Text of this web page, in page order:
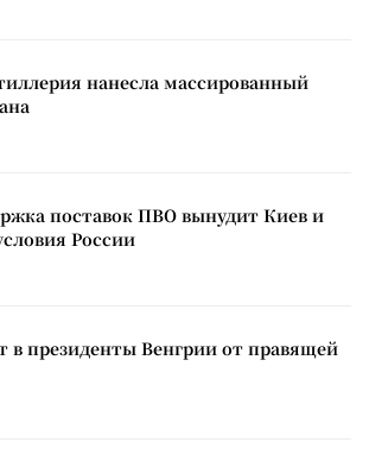
нанесла массированный
поставок ПВО вынудит Киев и
России
в президенты Венгрии от правящей